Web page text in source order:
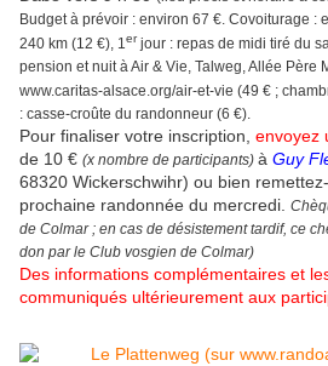
Budget à prévoir : environ 67 €. Covoiturage :
240 km (12 €), 1er jour : repas de midi tiré du
pension et nuit à Air & Vie, Talweg, Allée Père
www.caritas-alsace.org/air-et-vie (49 € ;
: casse-croûte du randonneur (6 €).
Pour finaliser votre inscription, envoyez
de 10 € (x nombre de participants) à Guy
68320 Wickerschwihr) ou bien
prochaine randonnée du mercredi.
de Colmar ; en cas de désistement tardif, ce
don par le Club vosgien de Colmar)
Des informations complémentaires et
communiqués ultérieurement aux